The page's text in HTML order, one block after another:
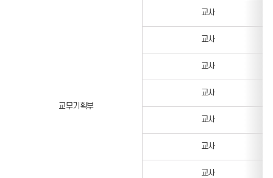
교무기획부
교사
교사
교사
교사
교사
교사
교사